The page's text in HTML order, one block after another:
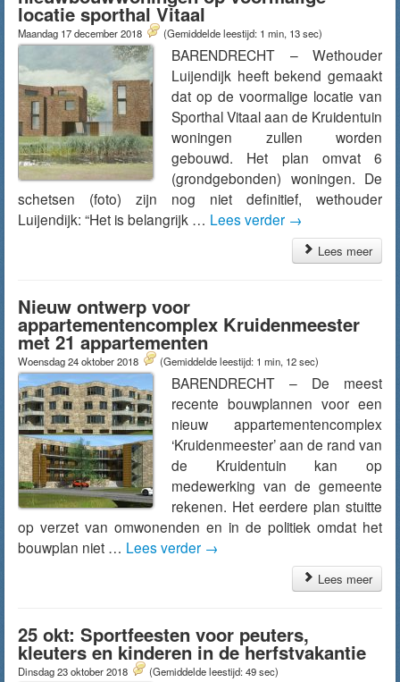
locatie sporthal Vitaal
Maandag 17 december 2018 (Gemiddelde leestijd: 1 min, 13 sec)
BARENDRECHT – Wethouder
Luijendijk heeft bekend gemaakt
dat op de voormalige locatie van
Sporthal Vitaal aan de Kruidentuin
woningen zullen worden
gebouwd. Het plan omvat 6
(grondgebonden) woningen. De
schetsen (foto) zijn nog niet definitief, wethouder
Luijendijk: “Het is belangrijk … Lees verder →
Lees meer
Nieuw ontwerp voor
appartementencomplex Kruidenmeester
met 21 appartementen
Woensdag 24 oktober 2018 (Gemiddelde leestijd: 1 min, 12 sec)
BARENDRECHT – De meest
recente bouwplannen voor een
nieuw appartementencomplex
‘Kruidenmeester’ aan de rand van
de Kruidentuin kan op
medewerking van de gemeente
rekenen. Het eerdere plan stuitte
op verzet van omwonenden en in de politiek omdat het
bouwplan niet … Lees verder →
Lees meer
25 okt: Sportfeesten voor peuters,
kleuters en kinderen in de herfstvakantie
Dinsdag 23 oktober 2018 (Gemiddelde leestijd: 49 sec)